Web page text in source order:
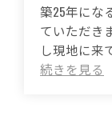
築50年の自
ていました
これまで3
箇所は修繕